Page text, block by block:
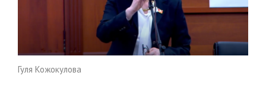
Гуля Кожокулова